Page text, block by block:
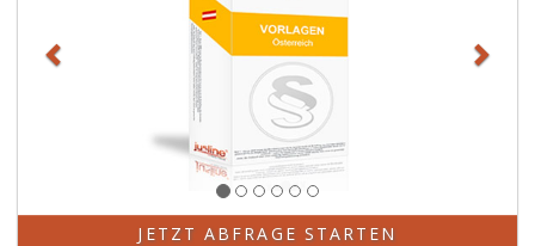
JETZT ABFRAGE STARTEN